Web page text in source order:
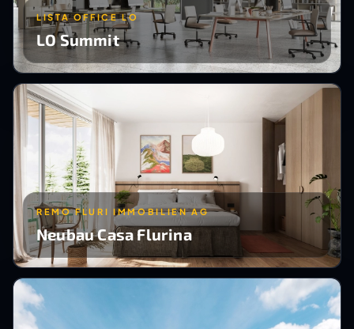
LISTA OFFICE LO
LO Summit
REMO FLURI IMMOBILIEN AG
Neubau Casa Flurina